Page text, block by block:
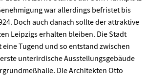
war allerdings befristet bis
Doch auch danach sollte der attraktive
Leipzigs erhalten bleiben. Die Stadt
eine Tugend und so entstand zwischen
unterirdische Ausstellungsgebäude
Die Architekten Otto